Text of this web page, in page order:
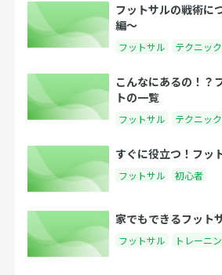
フットサルの戦術
編〜
フットサル テクニック
こんなにあるの！？
トの一覧
フットサル テクニック
すぐに役立つ！フッ
フットサル 初心者
家でもできるフット
フットサル トレーニ